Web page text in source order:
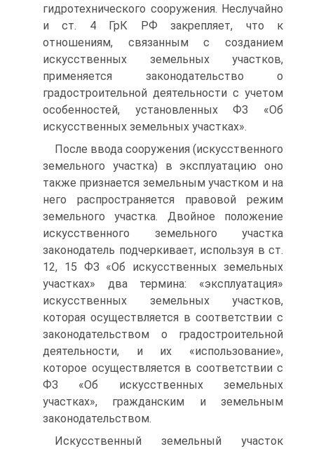
гидротехнического сооружения. Неслучайно
и ст. 4 ГрК РФ закрепляет, что к
отношениям, связанным с созданием
искусственных земельных участков,
применяется законодательство о
градостроительной деятельности с учетом
особенностей, установленных ФЗ «Об
искусственных земельных участках».
После ввода сооружения (искусственного
земельного участка) в эксплуатацию оно
также признается земельным участком и на
него распространяется правовой режим
земельного участка. Двойное положение
искусственного земельного участка
законодатель подчеркивает, используя в ст.
12, 15 ФЗ «Об искусственных земельных
участках» два термина: «эксплуатация»
искусственных земельных участков,
которая осуществляется в соответствии с
законодательством о градостроительной
деятельности, и их «использование»,
которое осуществляется в соответствии с
ФЗ «Об искусственных земельных
участках», гражданским и земельным
законодательством.
Искусственный земельный участок